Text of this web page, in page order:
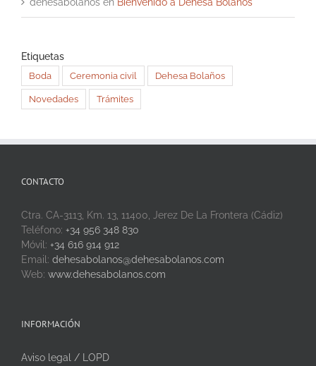
dehesabolanos en Bienvenido a Dehesa Bolaños
Etiquetas
Boda Ceremonia civil Dehesa Bolaños
Novedades Trámites
CONTACTO
Ctra. CA-3113, Km. 13, 11400, Jerez De La Frontera (Cádiz)
Teléfono: +34 956 348 830
Móvil: +34 616 914 912
Email: dehesabolanos@dehesabolanos.com
Web: www.dehesabolanos.com
INFORMACIÓN
Aviso legal / LOPD